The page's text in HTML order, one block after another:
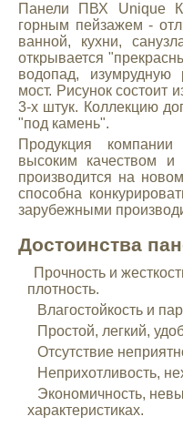
Панели ПВХ Unique
горным пейзажем -
ванной, кухни,
открывается
водопад,
мост. Рисунок состоит
3-х штук. Коллекцию
"под камень".
Продукция
высоким качеством
производится на
способна
зарубежными
Достоинства
Прочность и
плотность.
Влагостойкость и
Простой, легкий,
Отсутствие
Неприхотливость,
Экономичность,
характеристиках.
Toyota
Volkswagen
УАЗ
Дополнительные